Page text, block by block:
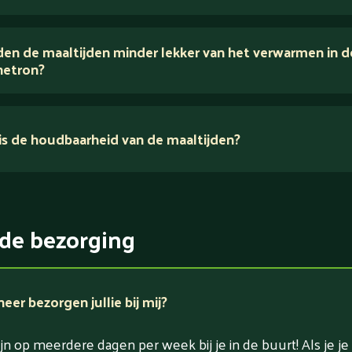
voedingsexperts
in zout
de maaltijden minder lekker van het verwarmen in
de houdbaarheid van de maaltijden?
bezorging
bezorgen jullie bij mij?
op meerdere dagen per week bij je in de buurt! Als je je